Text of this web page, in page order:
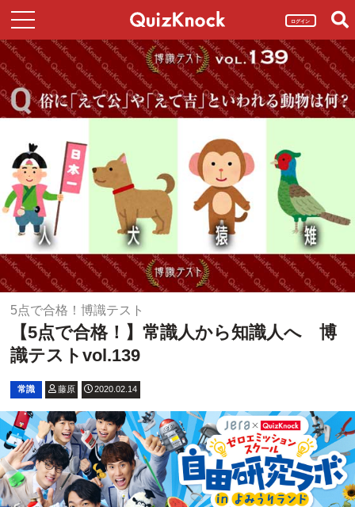
ログイン
5点で合格！博識テスト
【5点で合格！】常識人から知識人へ 博
識テストvol.139
常識 藤原 2020.02.14